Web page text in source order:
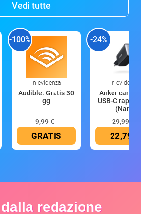
Vedi tutte
-100%
In evidenza
Audible: Gratis 30
gg
9,99 €
GRATIS
-24%
In evidenza
Anker
USB-C rapido
(Nano
29,99 €
22,79 €
redazione